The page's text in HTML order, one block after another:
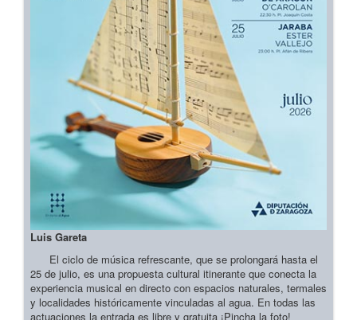
Luis Gareta
El ciclo de música refrescante, que se prolongará hasta el
25 de julio, es una propuesta cultural itinerante que conecta la
experiencia musical en directo con espacios naturales, termales
y localidades históricamente vinculadas al agua. En todas las
actuaciones la entrada es libre y gratuita ¡Pincha la foto!